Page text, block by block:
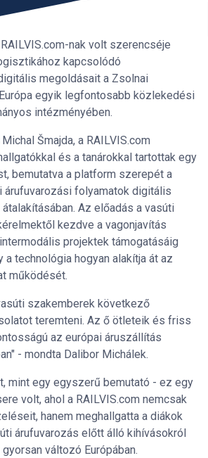
nak volt szerencséje
kapcsolódó
megoldásait a Zsolnai
egyik legfontosabb közlekedési
intézményében.
Šmajda, a RAILVIS.com
és a tanárokkal tartottak egy
bemutatva a platform szerepét a
árufuvarozási folyamatok digitális
Az előadás a vasúti
kezdve a vagonjavítás
projektek támogatásáig
a technológia hogyan alakítja át az
működését.
szakemberek következő
teremteni. Az ő ötleteik és friss
az európai áruszállítás
- mondta Dalibor Michálek.
mint egy egyszerű bemutató - ez egy
volt, ahol a RAILVIS.com nemcsak
hanem meghallgatta a diákok
árufuvarozás előtt álló kihívásokról
változó Európában.